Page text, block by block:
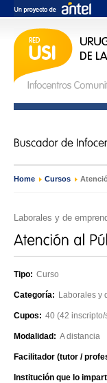
Home › Cursos ›
Laborales y de
Tipo: Curso
Categoría: Laborales y
Cupos: 40 (42 inscripto/
Modalidad: A distancia
Facilitador (tutor /
Institución que lo